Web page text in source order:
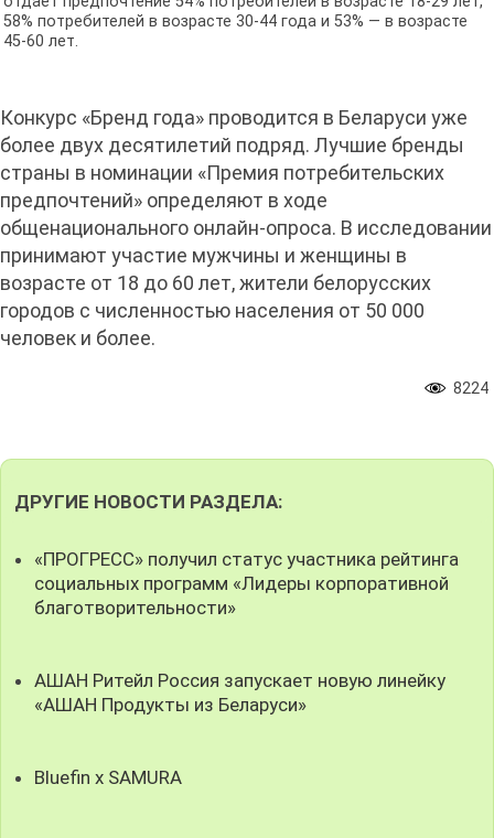
58% потребителей в возрасте 30-44 года и 53% — в возрасте
45-60 лет.
Конкурс «Бренд года» проводится в Беларуси уже
более двух десятилетий подряд. Лучшие бренды
страны в номинации «Премия потребительских
предпочтений» определяют в ходе
общенационального онлайн-опроса. В исследовании
принимают участие мужчины и женщины в
возрасте от 18 до 60 лет, жители белорусских
городов с численностью населения от 50 000
человек и более.
8224
ДРУГИЕ НОВОСТИ РАЗДЕЛА:
«ПРОГРЕСС» получил статус участника рейтинга
социальных программ «Лидеры корпоративной
благотворительности»
АШАН Ритейл Россия запускает новую линейку
«АШАН Продукты из Беларуси»
Bluefin x SAMURA